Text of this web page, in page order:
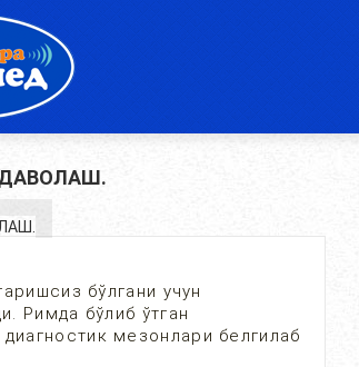
бўлгани учун
Римда бўлиб ўтган
мезонлари белгилаб